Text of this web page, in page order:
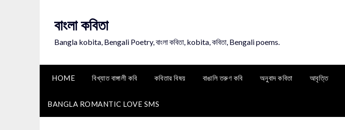
বাংলা কবিতা
Bangla kobita, Bengali Poetry, বাংলা কবিতা, kobita, কবিতা, Bengali poems.
HOME বিখ্যাত বাঙ্গালী কবি কবিতার বিষয় বাঙালি তরুণ কবি অনুবাদ কবিতা আবৃত্তি
BANGLA ROMANTIC LOVE SMS